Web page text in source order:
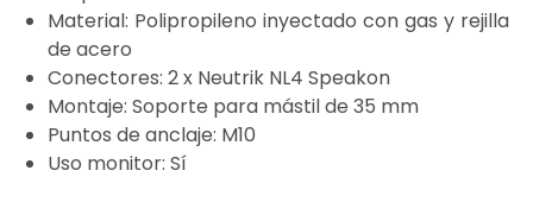
Material: Polipropileno inyectado con gas y rejilla
de acero
Conectores: 2 x Neutrik NL4 Speakon
Montaje: Soporte para mástil de 35 mm
Puntos de anclaje: M10
Uso monitor: Sí